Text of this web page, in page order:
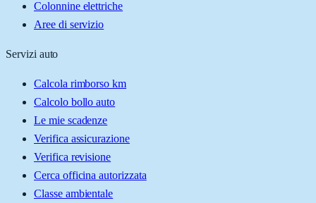
Colonnine elettriche
Aree di servizio
Servizi auto
Calcola rimborso km
Calcolo bollo auto
Le mie scadenze
Verifica assicurazione
Verifica revisione
Cerca officina autorizzata
Classe ambientale